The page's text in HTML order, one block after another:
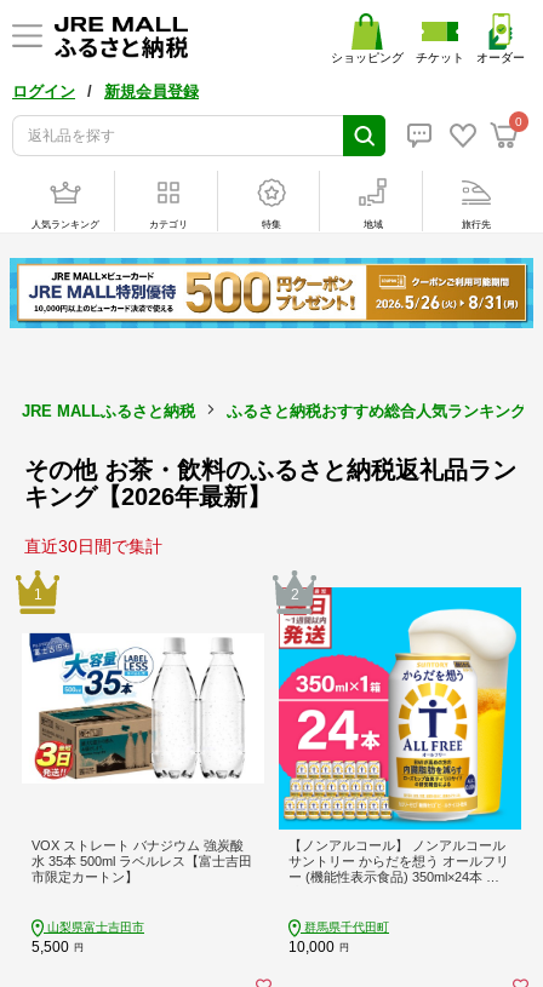
ログイン / 新規会員登録
0
ショッピング チケット オーダー
人気ランキング カテゴリ 特集 地域 旅行先
JRE MALLふるさと納税 ふるさと納税おすすめ総合人気ランキング
その他 お茶・飲料のふるさと納税返礼品ラン
キング【2026年最新】
直近30日間で集計
1
VOX ストレート バナジウム 強炭酸
水 35本 500ml ラベルレス【富士吉田
市限定カートン】
山梨県富士吉田市
5,500 円
2
【ノンアルコール】 ノンアルコール
サントリー からだを想う オールフリ
ー (機能性表示食品) 350ml×24本 ※
群馬県千代田町
10,000 円